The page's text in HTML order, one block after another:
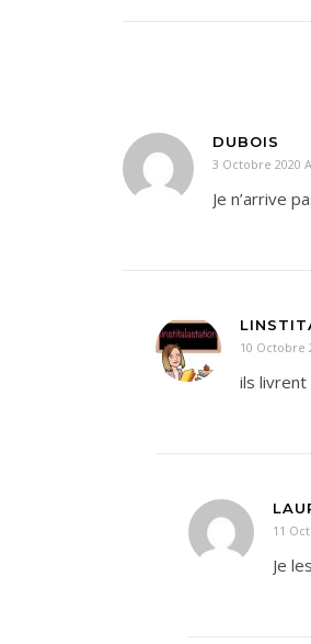
DUBOIS
3 Octobre 2020
Je n’arrive
10 Octobre
ils livrent
11
Je